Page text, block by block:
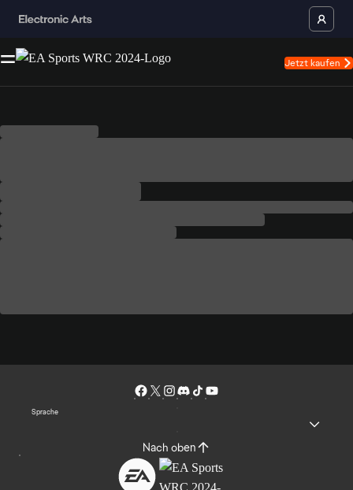
Jetzt kaufen
Sprache
Nach oben